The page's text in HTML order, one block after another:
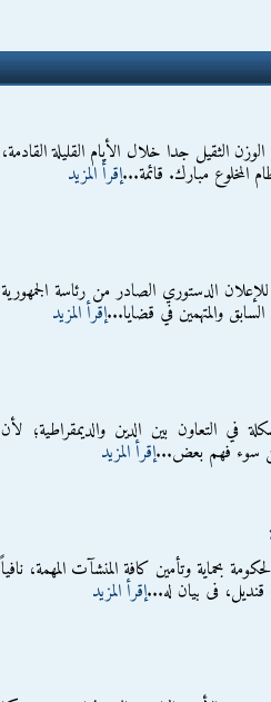
الثقيل جدا خلال الأيام القليلة القادمة،
المخلوع مبارك. قائمة...إقرأ المزيد
الدستوري الصادر من رئاسة الجمهورية
والمتهمين في قضايا...إقرأ المزيد
التعاون بين الدين والديمقراطية؛ لأن
من سوء فهم بعض...إقرأ المزيد
بحماية وتأمين كافة المنشآت المهمة، نافياً
فى بيان له...إقرأ المزيد